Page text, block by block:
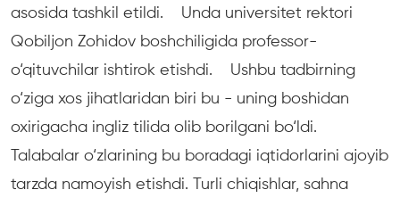
asosida tashkil etildi. Unda universitet rektori
Qobiljon Zohidov boshchiligida professor-
o‘qituvchilar ishtirok etishdi. Ushbu tadbirning
o‘ziga xos jihatlaridan biri bu - uning boshidan
oxirigacha ingliz tilida olib borilgani bo‘ldi.
Talabalar o‘zlarining bu boradagi iqtidorlarini ajoyib
tarzda namoyish etishdi. Turli chiqishlar, sahna